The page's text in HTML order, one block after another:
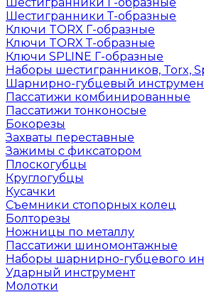
Шестигранники Т-образные
Ключи TORX Г-образные
Ключи TORX Т-образные
Ключи SPLINE Г-образные
Наборы шестигранников, Torx,
Шарнирно-губцевый
Пассатижи комбинированные
Пассатижи тонконосые
Бокорезы
Захваты переставные
Зажимы с фиксатором
Плоскогубцы
Круглогубцы
Кусачки
Съемники стопорных колец
Болторезы
Ножницы по металлу
Пассатижи шиномонтажные
Наборы шарнирно-губцевого
Ударный инструмент
Молотки